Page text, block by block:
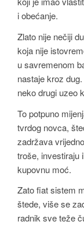
i obećanje.
Zlato nije nečiji
koja nije
u savremenom
nastaje kroz
neko drugi uzeo
To potpuno
tvrdog novca,
zadržava
troše, investiraju
kupovnu moć.
Zato fiat sistem
štede, više se
radnik sve teže